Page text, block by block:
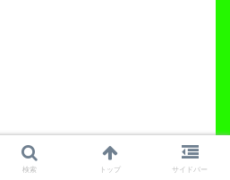
ィレッジ
検索 トップ サイドバー